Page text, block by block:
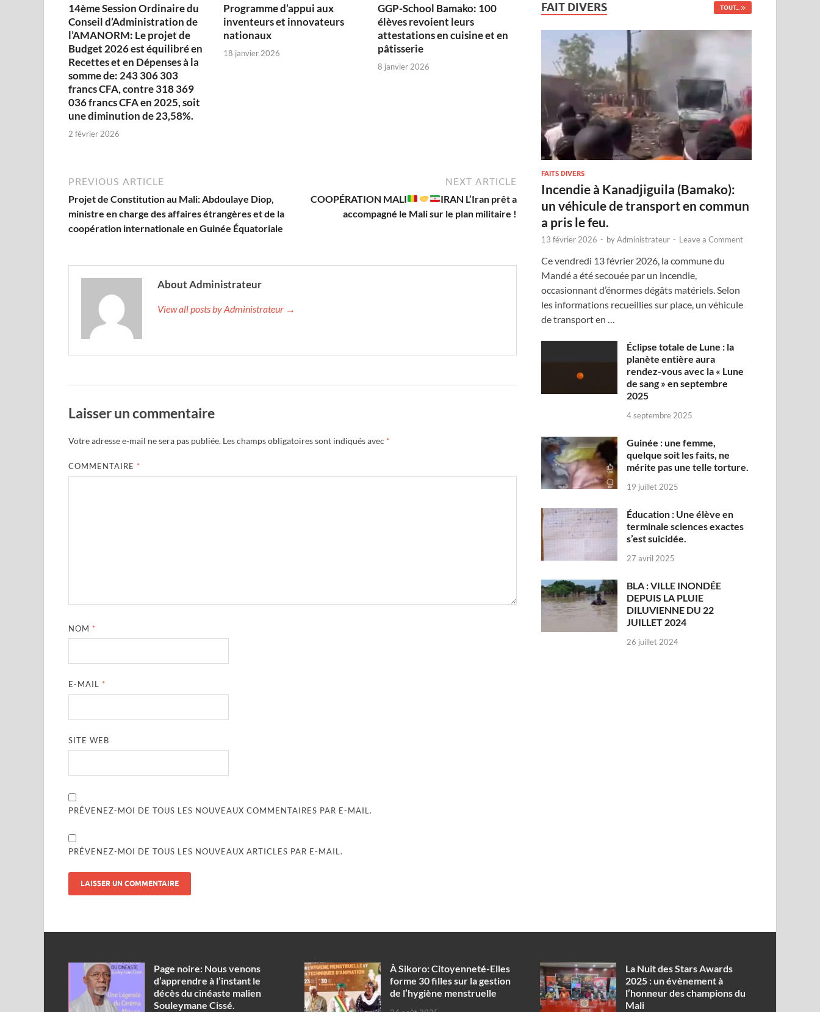
14ème Session Ordinaire du
Conseil d’Administration de
l’AMANORM: Le projet de
Budget 2026 est équilibré en
Recettes et en Dépenses à la
somme de: 243 306 303
francs CFA, contre 318 369
036 francs CFA en 2025, soit
une diminution de 23,58%.
2 février 2026
Programme d’appui aux
inventeurs et innovateurs
nationaux
18 janvier 2026
GGP-School Bamako: 100
élèves revoient leurs
attestations en cuisine et en
pâtisserie
8 janvier 2026
PREVIOUS ARTICLE
Projet de Constitution au Mali: Abdoulaye Diop,
ministre en charge des affaires étrangères et de la
coopération internationale en Guinée Équatoriale
NEXT ARTICLE
COOPÉRATION MALI
IRAN L’Iran prêt a
accompagné le Mali sur le plan militaire !
About Administrateur
View all posts by Administrateur →
Laisser un commentaire
Votre adresse e-mail ne sera pas publiée. Les champs obligatoires sont indiqués avec *
COMMENTAIRE *
NOM *
E-MAIL *
SITE WEB
PRÉVENEZ-MOI DE TOUS LES NOUVEAUX COMMENTAIRES PAR E-MAIL.
PRÉVENEZ-MOI DE TOUS LES NOUVEAUX ARTICLES PAR E-MAIL.
FAIT DIVERS TOUT...
FAITS DIVERS
Incendie à Kanadjiguila (Bamako):
un véhicule de transport en commun
a pris le feu.
13 février 2026 - byAdministrateur - Leave a Comment
Ce vendredi 13 février 2026, la commune du
Mandé a été secouée par un incendie,
occasionnant d’énormes dégâts matériels. Selon
les informations recueillies sur place, un véhicule
de transport en …
Éclipse totale de Lune : la
planète entière aura
rendez-vous avec la « Lune
de sang » en septembre
2025
4 septembre 2025
Guinée : une femme,
quelque soit les faits, ne
mérite pas une telle torture.
19 juillet 2025
Éducation : Une élève en
terminale sciences exactes
s’est suicidée.
27 avril 2025
BLA : VILLE INONDÉE
DEPUIS LA PLUIE
DILUVIENNE DU 22
JUILLET 2024
26 juillet 2024
Page noire: Nous venons
d’apprendre à l’instant le
décès du cinéaste malien
Souleymane Cissé.
À Sikoro: Citoyenneté-Elles
forme 30 filles sur la gestion
de l’hygiène menstruelle
‎La Nuit des Stars Awards
2025 : un évènement à
l’honneur des champions du
Mali